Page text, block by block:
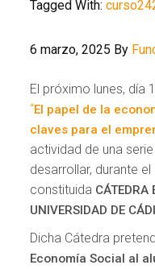
Tagged With:
6 marzo, 2025 By
El próximo lunes, día
“El papel de la
claves para el
actividad de una
desarrollar, durante
constituida CÁTEDRA
UNIVERSIDAD DE
Dicha Cátedra
Economía Social al